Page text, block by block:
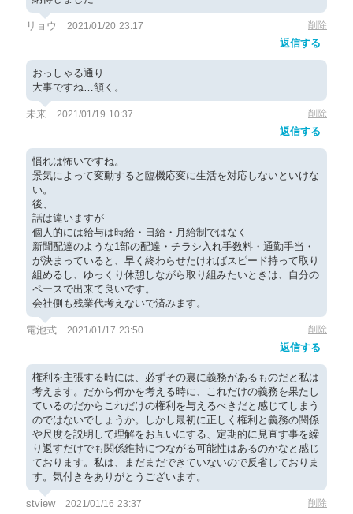
リョウ 2021/01/20 23:17 削除
返信する
おっしゃる通り…
大事ですね…頷く。
未来 2021/01/19 10:37 削除
返信する
慣れは怖いですね。
景気によって変動すると臨機応変に生活を対応しないといけな
い。
後、
話は違いますが
個人的には給与は時給・日給・月給制ではなく
新聞配達のような1部の配達・チラシ入れ手数料・通勤手当・
が決まっていると、早く終わらせたければスピード持って取り
組めるし、ゆっくり休憩しながら取り組みたいときは、自分の
ペースで出来て良いです。
会社側も残業代考えないで済みます。
電池式 2021/01/17 23:50 削除
返信する
権利を主張する時には、必ずその裏に義務があるものだと私は
考えます。だから何かを考える時に、これだけの義務を果たし
ているのだからこれだけの権利を与えるべきだと感じてしまう
のではないでしょうか。しかし最初に正しく権利と義務の関係
や尺度を説明して理解をお互いにする、定期的に見直す事を繰
り返すだけでも関係維持につながる可能性はあるのかなと感じ
ております。私は、まだまだできていないので反省しておりま
す。気付きをありがとうございます。
stview 2021/01/16 23:37 削除